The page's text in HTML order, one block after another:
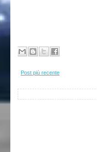
Post più recente